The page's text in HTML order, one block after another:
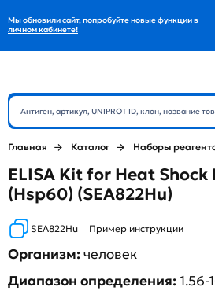
Мы обновили сайт, попробуйте новые функции в
личном кабинете!
Главная Каталог Наборы
ELISA Kit for Heat
(Hsp60) (SEA822Hu)
SEA822Hu Пример инструкции
Организм:человек
Диапазон определения:1.56-